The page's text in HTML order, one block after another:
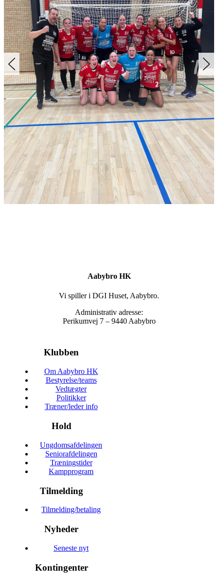
Aabybro HK
Vi spiller i DGI Huset, Aabybro.
Administrativ adresse:
Perikumvej 7 – 9440 Aabybro
Klubben
Om Aabybro HK
Bestyrelse/teams
Vedtægter
Politikker
Træner/leder info
Hold
Ungdomsafdelingen
Seniorafdelingen
Træningstider
Kampprogram
Tilmelding
Tilmelding/betaling
Nyheder
Seneste nyt
Kontingenter